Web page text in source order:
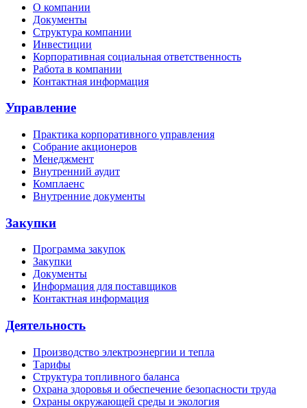
О компании
Документы
Структура компании
Инвестиции
Корпоративная социальная ответственность
Работа в компании
Контактная информация
Управление
Практика корпоративного управления
Собрание акционеров
Менеджмент
Внутренний аудит
Комплаенс
Внутренние документы
Закупки
Программа закупок
Закупки
Документы
Информация для поставщиков
Контактная информация
Деятельность
Производство электроэнергии и тепла
Тарифы
Структура топливного баланса
Охрана здоровья и обеспечение безопасности труда
Охраны окружающей среды и экология